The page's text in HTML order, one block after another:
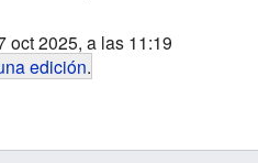
oct 2025, a las 11:19
edición.